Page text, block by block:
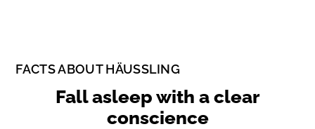
FACTS ABOUT HÄUSSLING
Fall asleep with a clear
conscience